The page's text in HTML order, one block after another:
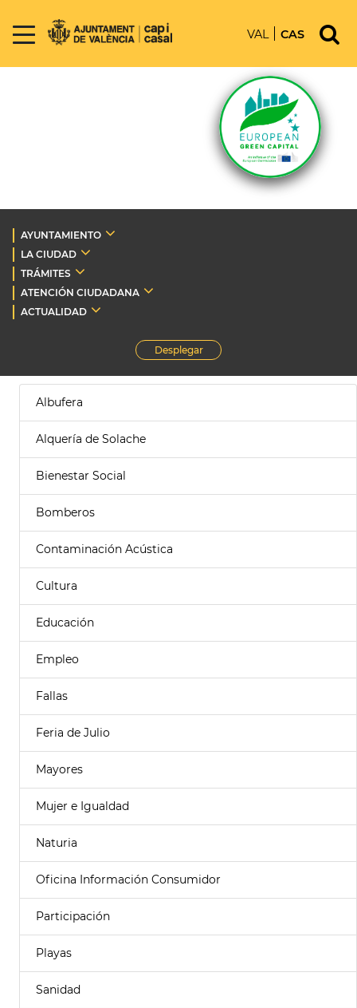
VAL CAS
AYUNTAMIENTO
LA CIUDAD
TRÁMITES
ATENCIÓN CIUDADANA
ACTUALIDAD
Desplegar
Albufera
Alquería de Solache
Bienestar Social
Bomberos
Contaminación Acústica
Cultura
Educación
Empleo
Fallas
Feria de Julio
Mayores
Mujer e Igualdad
Naturia
Oficina Información Consumidor
Participación
Playas
Sanidad